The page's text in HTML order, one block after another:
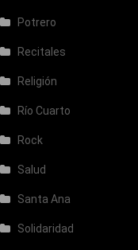
Potrero
Recitales
Religión
Río Cuarto
Rock
Salud
Santa Ana
Solidaridad